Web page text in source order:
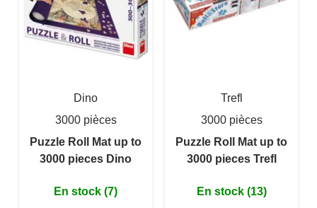
Dino
3000 pièces
Puzzle Roll Mat up to
3000 pieces Dino
En stock (7)
Trefl
3000 pièces
Puzzle Roll Mat up to
3000 pieces Trefl
En stock (13)